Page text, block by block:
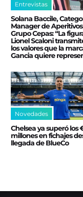
Entrevistas
Solana Baccile,
Manager de
Grupo Cepas: “La
Lionel Scaloni
los valores que la
Gancia quiere
Novedades
Chelsea ya superó los
millones en fichajes
llegada de BlueCo